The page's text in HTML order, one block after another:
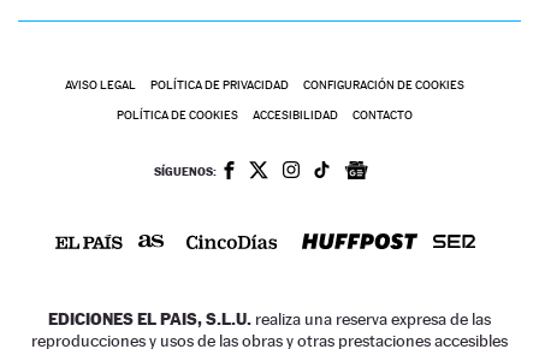
AVISO LEGAL POLÍTICA DE PRIVACIDAD CONFIGURACIÓN DE COOKIES
POLÍTICA DE COOKIES ACCESIBILIDAD CONTACTO
SÍGUENOS:
EDICIONES EL PAIS, S.L.U. realiza una reserva expresa de las
reproducciones y usos de las obras y otras prestaciones accesibles